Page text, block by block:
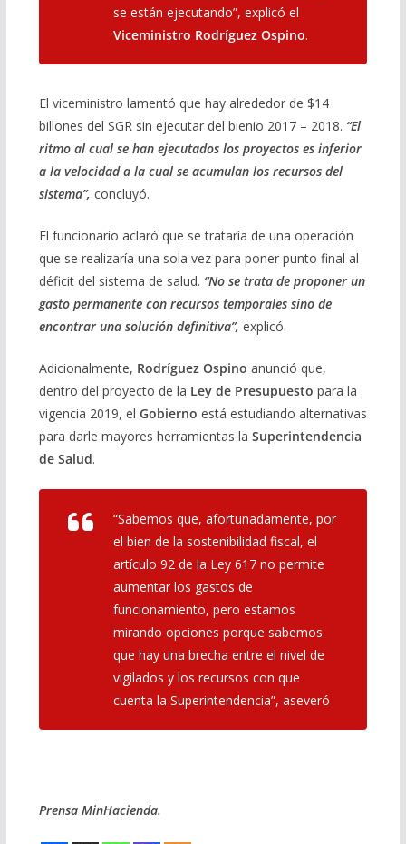
se están ejecutando”, explicó el
Viceministro Rodríguez Ospino.
El viceministro lamentó que hay alrededor de $14
billones del SGR sin ejecutar del bienio 2017 – 2018. “El
ritmo al cual se han ejecutados los proyectos es inferior
a la velocidad a la cual se acumulan los recursos del
sistema”, concluyó.
El funcionario aclaró que se trataría de una operación
que se realizaría una sola vez para poner punto final al
déficit del sistema de salud. “No se trata de proponer un
gasto permanente con recursos temporales sino de
encontrar una solución definitiva”, explicó.
Adicionalmente, Rodríguez Ospino anunció que,
dentro del proyecto de la Ley de Presupuesto para la
vigencia 2019, el Gobierno está estudiando alternativas
para darle mayores herramientas la Superintendencia
de Salud.
“Sabemos que, afortunadamente, por
el bien de la sostenibilidad fiscal, el
artículo 92 de la Ley 617 no permite
aumentar los gastos de
funcionamiento, pero estamos
mirando opciones porque sabemos
que hay una brecha entre el nivel de
vigilados y los recursos con que
cuenta la Superintendencia”, aseveró
Prensa MinHacienda.